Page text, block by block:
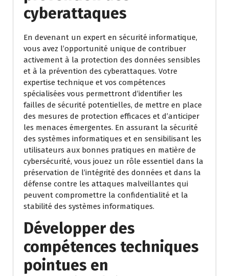
cyberattaques
En devenant un expert en sécurité informatique,
vous avez l’opportunité unique de contribuer
activement à la protection des données sensibles
et à la prévention des cyberattaques. Votre
expertise technique et vos compétences
spécialisées vous permettront d’identifier les
failles de sécurité potentielles, de mettre en place
des mesures de protection efficaces et d’anticiper
les menaces émergentes. En assurant la sécurité
des systèmes informatiques et en sensibilisant les
utilisateurs aux bonnes pratiques en matière de
cybersécurité, vous jouez un rôle essentiel dans la
préservation de l’intégrité des données et dans la
défense contre les attaques malveillantes qui
peuvent compromettre la confidentialité et la
stabilité des systèmes informatiques.
Développer des
compétences techniques
pointues en